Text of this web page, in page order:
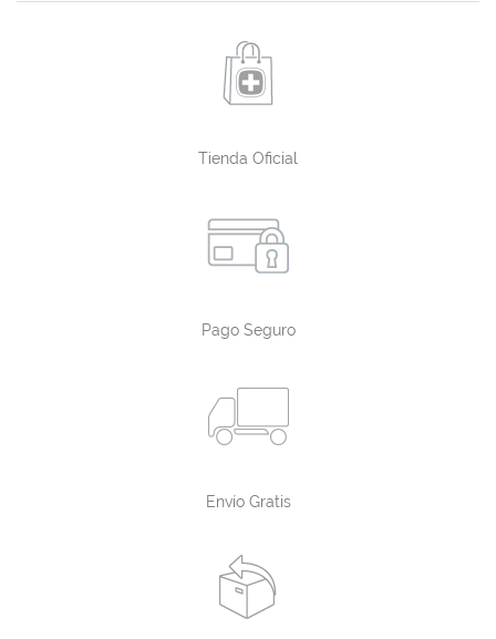
Tienda Oficial
Pago Seguro
Envío Gratis